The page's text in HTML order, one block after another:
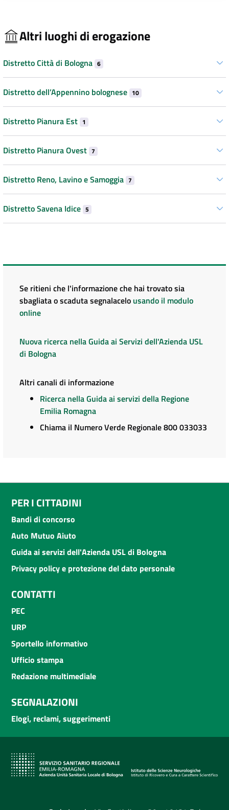
Altri luoghi di erogazione
Distretto Città di Bologna 6
Distretto dell’Appennino bolognese 10
Distretto Pianura Est 1
Distretto Pianura Ovest 7
Distretto Reno, Lavino e Samoggia 7
Distretto Savena Idice 5
Se ritieni che l'informazione che hai trovato sia
sbagliata o scaduta segnalacelo usando il modulo
online
Nuova ricerca nella Guida ai Servizi dell'Azienda USL
di Bologna
Altri canali di informazione
Ricerca nella Guida ai servizi della Regione
Emilia Romagna
Chiama il Numero Verde Regionale 800 033033
PER I CITTADINI
Bandi di concorso
Auto Mutuo Aiuto
Guida ai servizi dell'Azienda USL di Bologna
Privacy policy e protezione del dato personale
CONTATTI
PEC
URP
Sportello informativo
Ufficio stampa
Redazione multimediale
SEGNALAZIONI
Elogi, reclami, suggerimenti